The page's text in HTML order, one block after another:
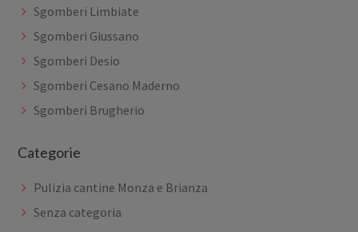
Sgomberi Limbiate
Sgomberi Giussano
Sgomberi Desio
Sgomberi Cesano Maderno
Sgomberi Brugherio
Categorie
Pulizia cantine Monza e Brianza
Senza categoria